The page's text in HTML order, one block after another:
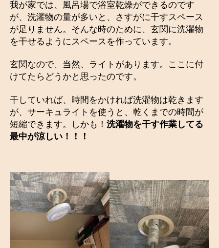
我が家では、風呂場で浴室乾燥ができるのです
が、洗濯物の量が多いと、さすがに干すスペース
が足りません。そんな時のために、玄関に洗濯物
を干せるようにスペースを作っています。
玄関なので、当然、ライトがあります。ここに付
けてたらどうかと思ったのです。
干していれば、時間をかければ洗濯物は乾きます
が、サーキュライトを使うと、乾くまでの時間が
短縮できます。しかも！ 洗濯物を干す作業してる
最中が涼しい！！！